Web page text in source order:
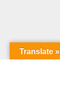
Translate »